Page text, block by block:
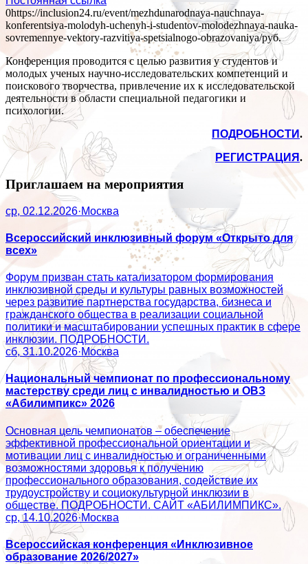
0https://inclusion24.ru/event/mezhdunarodnaya-nauchnaya-
konferentsiya-molodyh-uchenyh-i-studentov-molodezhnaya-nauka-
sovremennye-vektory-razvitiya-spetsialnogo-obrazovaniya/руб.
Конференция проводится с целью развития у студентов и
молодых ученых научно-исследовательских компетенций и
поискового творчества, привлечение их к исследовательской
деятельности в области специальной педагогики и
психологии.
ПОДРОБНОСТИ.
РЕГИСТРАЦИЯ.
Приглашаем на мероприятия
ср, 02.12.2026·Москва
Всероссийский инклюзивный форум «Открыто для
всех»
Форум призван стать катализатором формирования
инклюзивной среды и культуры равных возможностей
через развитие партнерства государства, бизнеса и
гражданского общества в реализации социальной
политики и масштабировании успешных практик в сфере
инклюзии. ПОДРОБНОСТИ.
сб, 31.10.2026·Москва
Национальный чемпионат по профессиональному
мастерству среди лиц с инвалидностью и ОВЗ
«Абилимпикс» 2026
Основная цель чемпионатов – обеспечение
эффективной профессиональной ориентации и
мотивации лиц с инвалидностью и ограниченными
возможностями здоровья к получению
профессионального образования, содействие их
трудоустройству и социокультурной инклюзии в
обществе. ПОДРОБНОСТИ. САЙТ «АБИЛИМПИКС».
ср, 14.10.2026·Москва
Всероссийская конференция «Инклюзивное
образование 2026/2027»